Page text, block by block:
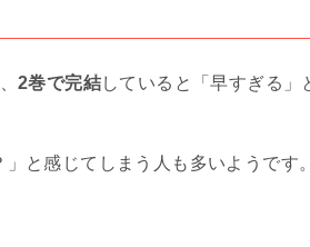
2巻で完結していると「早すぎる」
と感じてしまう人も多いようです。